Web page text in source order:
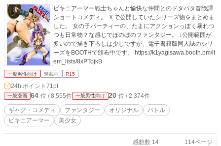
ビキニアーマー戦士ちゃんと愉快な仲間とのドタバタ冒険譚
ショートコメディ。 Ｘで公開していたシリーズ物をまとめま
した。 女の子パーティーの、たまにアクションっぽく暴れつ
つも日常物？な感じでほのぼのファンタジー。 ↓公開範囲が
多いので描き下ろしは少しですが、電子書籍版同人誌のシリ
ーズをBOOTHで頒布中です。 https://k1yagisawa.booth.pm/it
em_lists/8xPTojkB
一般男性向け 連載中 R15
24h.ポイント 71pt
一般漫画 64 位 / 8,555件 一般男性向け 20 位 / 2,374件
ギャグ・コメディ ファンタジー オリジナル
バトル
ビキニアーマー
美少女
感想数 14
114ページ